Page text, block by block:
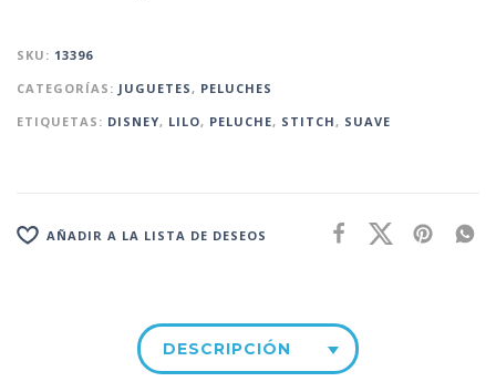
SKU: 13396
CATEGORÍAS: JUGUETES, PELUCHES
ETIQUETAS: DISNEY, LILO, PELUCHE, STITCH, SUAVE
AÑADIR A LA LISTA DE DESEOS
DESCRIPCIÓN